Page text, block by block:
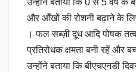
उन्होंने बताया कि 0 से 5 वर्ष के
और आँखों की रोशनी बढ़ाने के
। फल सब्ज़ी दूध आदि पोषक
प्रतिरोधक क्षमता बनी रहें और
उन्होंने बताया कि बीएचएनडी